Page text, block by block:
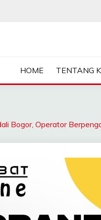
HOME TENTANG
Bogor, Operator